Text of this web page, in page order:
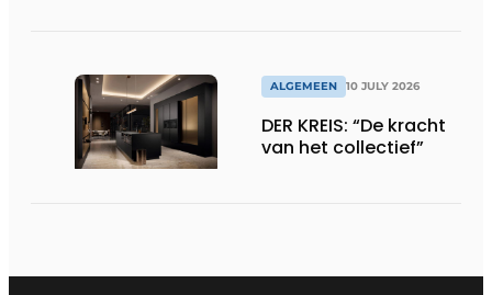
ALGEMEEN 10 JULY 2026
DER KREIS: “De kracht
van het collectief”